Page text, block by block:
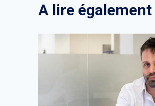
A lire également